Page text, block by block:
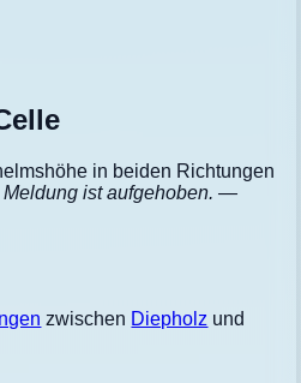
in beiden Richtungen
ist aufgehoben. —
zwischen Diepholz und